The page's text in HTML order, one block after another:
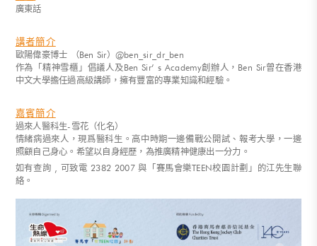
廣東話
講者簡介
歐陽偉豪博士 （Ben Sir）@ben_sir_dr_ben
作為「精神雪櫃」倡議人及Ben Sir’ s Academy創辦人，Ben Sir曾在香港
中文大學擔任過高級講師，擁有豐富的專業知識和經驗。
嘉賓簡介
過來人醫科生-雪花（化名）
情緒病過來人，現爲醫科生。高中時期一邊備戰公開試、報考大學，一邊
照顧自己身心。希望以自身經歷，為推廣精神健康出一分力。
如有查詢 , 可致電 2382 2007 與「賽馬會樂TEEN校園計劃」的江先生聯
絡。